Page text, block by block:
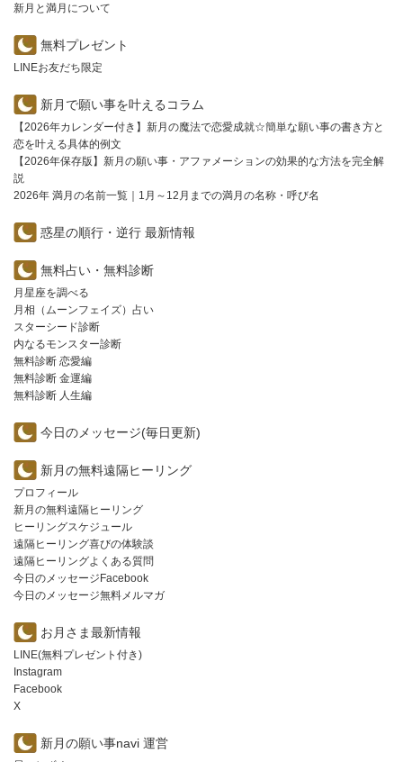
新月と満月について
無料プレゼント
LINEお友だち限定
新月で願い事を叶えるコラム
【2026年カレンダー付き】新月の魔法で恋愛成就☆簡単な願い事の書き方と
恋を叶える具体的例文
【2026年保存版】新月の願い事・アファメーションの効果的な方法を完全解
説
2026年 満月の名前一覧｜1月～12月までの満月の名称・呼び名
惑星の順行・逆行 最新情報
無料占い・無料診断
月星座を調べる
月相（ムーンフェイズ）占い
スターシード診断
内なるモンスター診断
無料診断 恋愛編
無料診断 金運編
無料診断 人生編
今日のメッセージ(毎日更新)
新月の無料遠隔ヒーリング
プロフィール
新月の無料遠隔ヒーリング
ヒーリングスケジュール
遠隔ヒーリング喜びの体験談
遠隔ヒーリングよくある質問
今日のメッセージFacebook
今日のメッセージ無料メルマガ
お月さま最新情報
LINE(無料プレゼント付き)
Instagram
Facebook
X
新月の願い事navi 運営